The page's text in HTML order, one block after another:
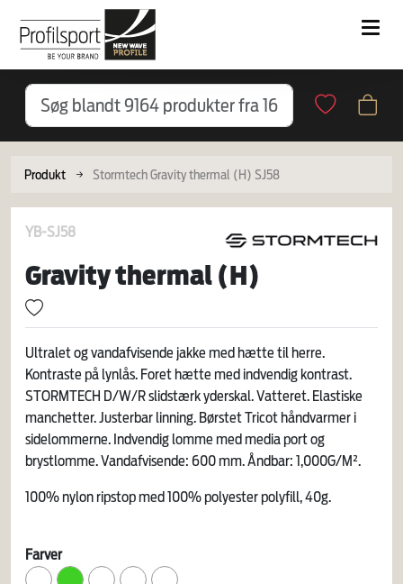
Produkt Stormtech Gravity thermal (H) SJ58
YB-SJ58
Gravity thermal (H)
Ultralet og vandafvisende jakke med hætte til herre.
Kontraste på lynlås. Foret hætte med indvendig kontrast.
STORMTECH D/W/R slidstærk yderskal. Vatteret. Elastiske
manchetter. Justerbar linning. Børstet Tricot håndvarmer i
sidelommerne. Indvendig lomme med media port og
brystlomme. Vandafvisende: 600 mm. Åndbar: 1,000G/M².
100% nylon ripstop med 100% polyester polyfill, 40g.
Farver